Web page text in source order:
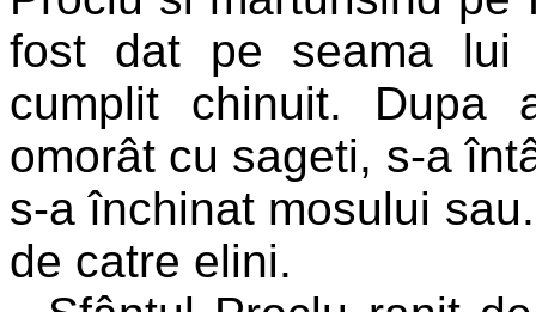
fost dat pe seama lui
cumplit chinuit.
omorât cu sageti, s-a
s-a închinat mosului
de catre elini.